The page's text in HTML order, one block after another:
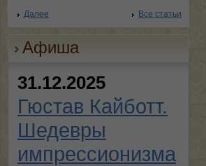
Далее Все статьи
Афиша
31.12.2025
Гюстав Кайботт.
Шедевры
импрессионизма